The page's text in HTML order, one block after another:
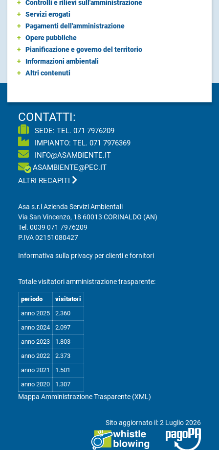
+
Controlli e rilievi sull'amministrazione
+
Servizi erogati
+
Pagamenti dell'amministrazione
+
Opere pubbliche
+
Pianificazione e governo del territorio
+
Informazioni ambientali
+
Altri contenuti
CONTATTI:
SEDE: TEL.071 7976209
IMPIANTO: TEL.071 7976369
INFO@ASAMBIENTE.IT
ASAMBIENTE@PEC.IT
ALTRI RECAPITI
Asa s.r.l Azienda Servizi Ambientali
Via San Vincenzo, 18 60013 CORINALDO (AN)
Tel.0039 071 7976209
P.IVA 02151080427
Informativa sulla privacy per clienti e fornitori
Totale visitatori amministrazione trasparente:
periodo
visitatori
anno 2025
2.360
anno 2024
2.097
anno 2023
1.803
anno 2022
2.373
anno 2021
1.501
anno 2020
1.307
Mappa Amministrazione Trasparente (XML)
Sito aggiornato il: 2 Luglio 2026